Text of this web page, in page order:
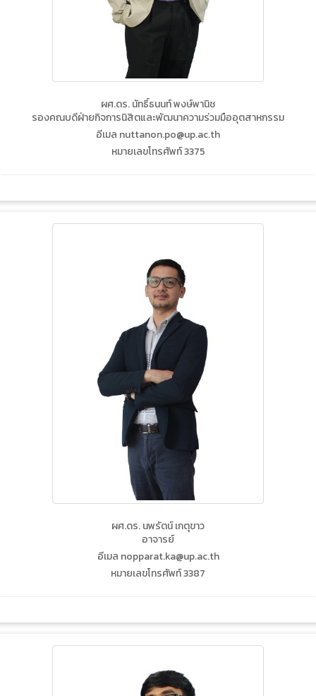
ผศ.ดร. นัทธิ์ธนนท์ พงษ์พานิช
รองคณบดีฝ่ายกิจการนิสิตและพัฒนาความร่วมมืออุตสาหกรรม
อีเมล nuttanon.po@up.ac.th
หมายเลขโทรศัพท์ 3375
ผศ.ดร. นพรัตน์ เกตุขาว
อาจารย์
อีเมล nopparat.ka@up.ac.th
หมายเลขโทรศัพท์ 3387